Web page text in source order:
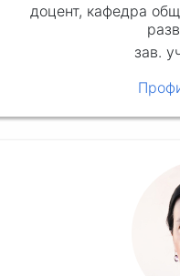
доцент, кафедра
зав.